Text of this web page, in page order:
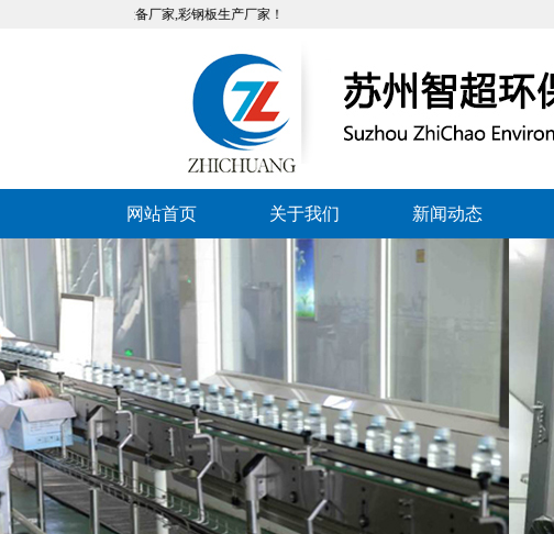
专业的净化设备厂家,彩钢板生产厂家！
网站首页 关于我们 新闻动态